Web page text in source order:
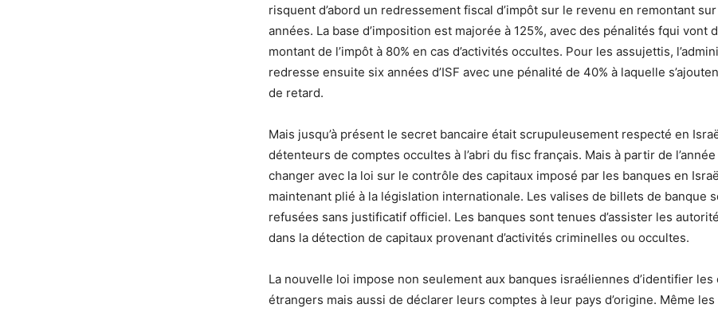
risquent d’abord un redressement fiscal d’impôt sur le revenu en remontant
années. La base d’imposition est majorée à 125%, avec des pénalités fqui vont
montant de l’impôt à 80% en cas d’activités occultes. Pour les assujettis,
redresse ensuite six années d’ISF avec une pénalité de 40% à laquelle
de retard.
Mais jusqu’à présent le secret bancaire était scrupuleusement respecté en
détenteurs de comptes occultes à l’abri du fisc français. Mais à partir de
changer avec la loi sur le contrôle des capitaux imposé par les banques en
maintenant plié à la législation internationale. Les valises de billets de banque
refusées sans justificatif officiel. Les banques sont tenues d’assister les
dans la détection de capitaux provenant d’activités criminelles ou occultes.
La nouvelle loi impose non seulement aux banques israéliennes d’identifier les
étrangers mais aussi de déclarer leurs comptes à leur pays d’origine. Même les